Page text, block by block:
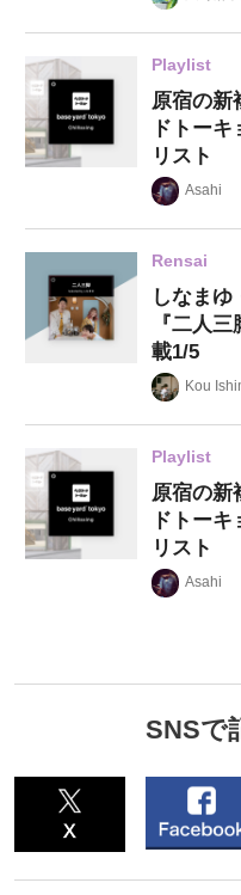
Playlist
原宿の新
ドトー
リスト
Asahi
Rensai
しなまゆ
『二人
載1/5
Kou
Playlist
原宿の新
ドトー
リスト
Asahi
SNSで